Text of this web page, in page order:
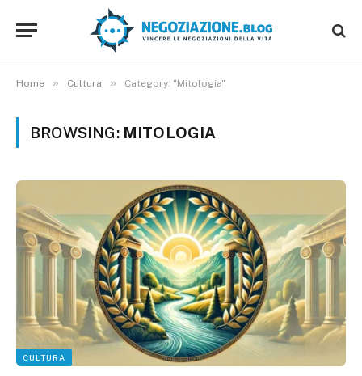
Home » Cultura » Category: "Mitologia"
BROWSING: MITOLOGIA
CULTURA